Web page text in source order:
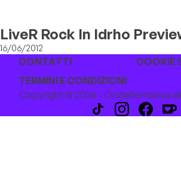
LiveR Rock In Idrho
16/06/2012
CONTATTI
COOKIE
TERMINI E CONDIZIONI
Copyright © 2026 - Ondalternativa